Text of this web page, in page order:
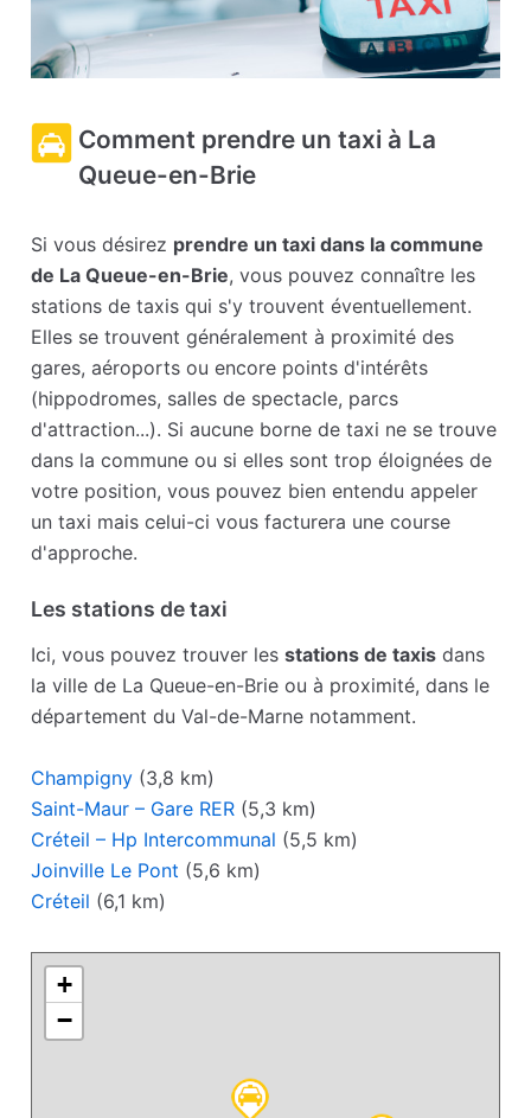
Comment prendre un taxi à La
Queue-en-Brie
Si vous désirez prendre un taxi dans la commune
de La Queue-en-Brie, vous pouvez connaître les
stations de taxis qui s'y trouvent éventuellement.
Elles se trouvent généralement à proximité des
gares, aéroports ou encore points d'intérêts
(hippodromes, salles de spectacle, parcs
d'attraction...). Si aucune borne de taxi ne se trouve
dans la commune ou si elles sont trop éloignées de
votre position, vous pouvez bien entendu appeler
un taxi mais celui-ci vous facturera une course
d'approche.
Les stations de taxi
Ici, vous pouvez trouver lesstations de taxis dans
la ville de La Queue-en-Brie ou à proximité, dans le
département du Val-de-Marne notamment.
Champigny (3,8 km)
Saint-Maur – Gare RER (5,3 km)
Créteil – Hp Intercommunal (5,5 km)
Joinville Le Pont (5,6 km)
Créteil (6,1 km)
+
−